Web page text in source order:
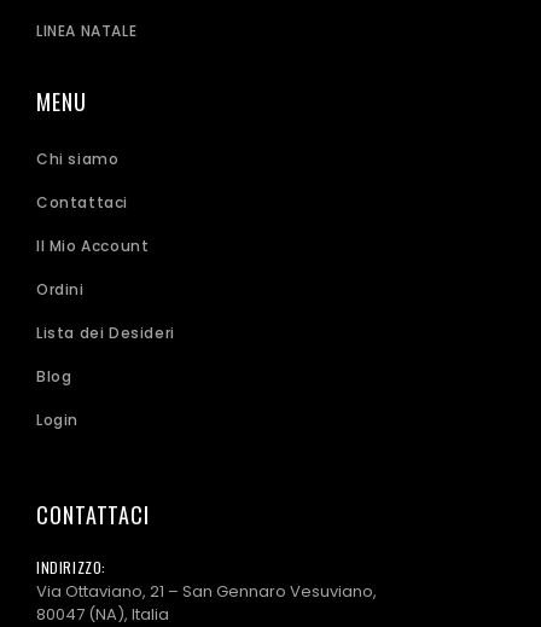
LINEA NATALE
MENU
Chi siamo
Contattaci
Il Mio Account
Ordini
Lista dei Desideri
Blog
Login
CONTATTACI
INDIRIZZO:
Via Ottaviano, 21 – San Gennaro Vesuviano,
80047 (NA), Italia